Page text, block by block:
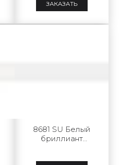
ЗАКАЗАТЬ
8681 SU Белый
бриллиант